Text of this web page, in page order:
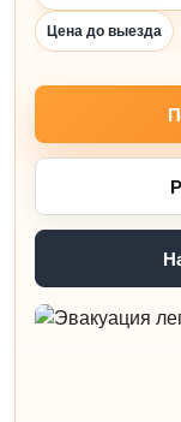
Цена до выезда